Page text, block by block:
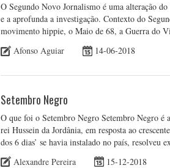
O Segundo Novo Jornalismo é uma alteração
e a aprofunda a investigação. Contexto do
movimento hippie, o Maio de 68, a Guerra do
Afonso Aguiar
14-06-2018
Setembro Negro
O que foi o Setembro Negro Setembro Negro é
rei Hussein da Jordânia, em resposta ao
dos 6 dias’ se havia instalado no país,
Alexandre Pereira
15-12-2018